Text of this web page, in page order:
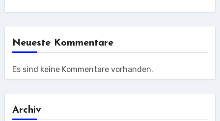
Neueste Kommentare
Es sind keine Kommentare vorhanden.
Archiv